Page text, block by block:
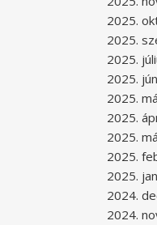
2025.
2025.
2025.
2025.
2025.
2025.
2025.
2025.
2025.
2024.
2024.